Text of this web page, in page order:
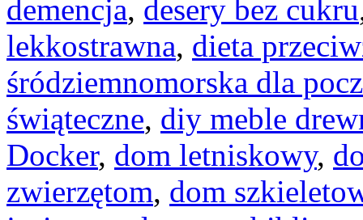
demencja, desery bez cukru
lekkostrawna, dieta
śródziemnomorska dla
świąteczne, diy meble
Docker, dom letniskowy,
zwierzętom, dom